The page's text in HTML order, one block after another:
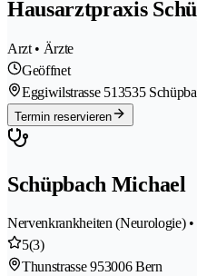
Hausarztpraxis
Arzt • Ärzte
Geöffnet
Eggiwilstrasse 513535
Termin reservieren
Schüpbach Michael
Nervenkrankheiten (Neurologie)
5(3)
Thunstrasse 953006 Bern